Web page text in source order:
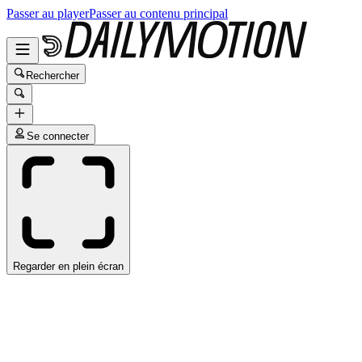
Passer au playerPasser au contenu principal
Rechercher
Se connecter
Regarder en plein écran